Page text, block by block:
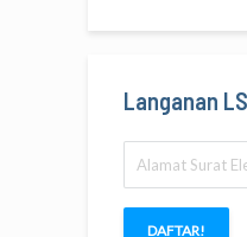
Langanan LS
Surat
Elektronik
DAFTAR!